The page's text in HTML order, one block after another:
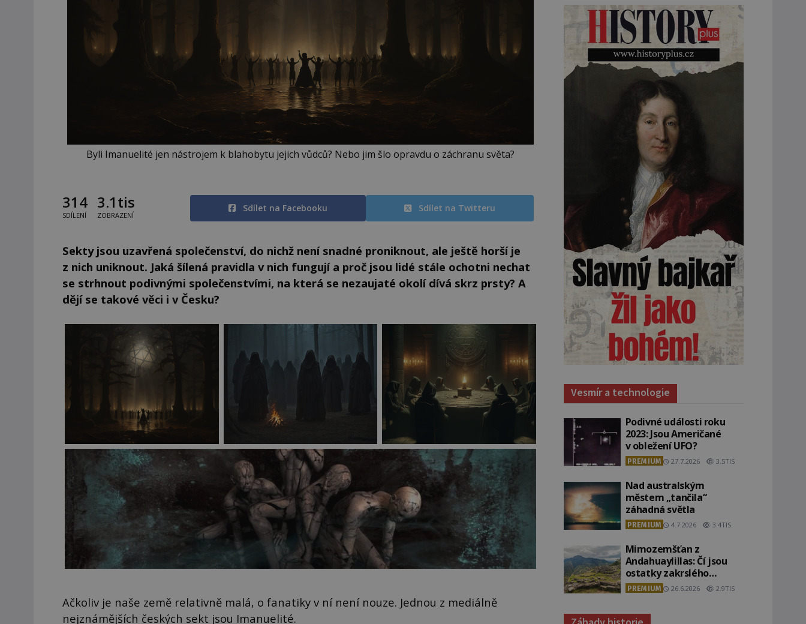
Byli Imanuelité jen nástrojem k blahobytu jejich vůdců? Nebo jim šlo opravdu o záchranu světa?
314
SDÍLENÍ
3.1tis
ZOBRAZENÍ
Sdílet na Facebooku Sdílet na Twitteru
Sekty jsou uzavřená společenství, do nichž není snadné proniknout, ale ještě horší je
z nich uniknout. Jaká šílená pravidla v nich fungují a proč jsou lidé stále ochotni nechat
se strhnout podivnými společenstvími, na která se nezaujaté okolí dívá skrz prsty? A
dějí se takové věci i v Česku?
Ačkoliv je naše země relativně malá, o fanatiky v ní není nouze. Jednou z mediálně
nejznámějších českých sekt jsou Imanuelité.
Vesmír a technologie
Podivné události roku
2023: Jsou Američané
v obležení UFO?
PREMIUM 27.7.2026 3.5TIS
Nad australským
městem „tančila“
záhadná světla
PREMIUM 4.7.2026 3.4TIS
Mimozemšťan z
Andahuaylillas: Čí jsou
ostatky zakrslého
stvoření s ohromnou
lebkou?
PREMIUM 26.6.2026 2.9TIS